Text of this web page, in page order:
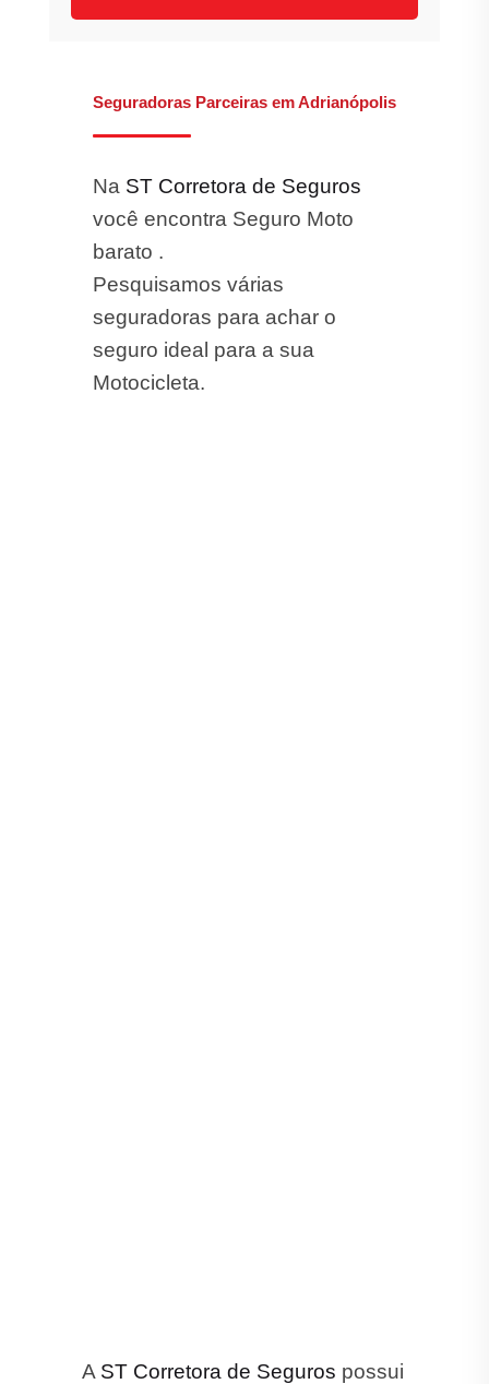
Seguradoras Parceiras em Adrianópolis
Na ST Corretora de Seguros
você encontra Seguro Moto
barato .
Pesquisamos várias
seguradoras para achar o
seguro ideal para a sua
Motocicleta.
A ST Corretora de Seguros possui